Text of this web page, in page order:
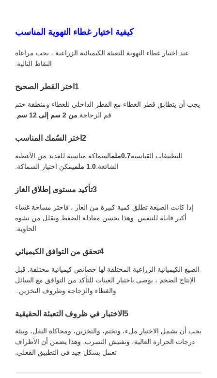
كيفية اختيار غطاء التهوية المناسب
عند اختيار غطاء التهوية للتعبئة الكيميائية الزراعية ، يجب مراعاة
النقاط التالية:
1اختر القطر الصحيح
يجب أن يتطابق قطر الغطاء مع القطر الداخلي للغطاء ومنطقة ختم
فم الزجاجة. من 2 سم إلى 12 سم
2اختر السُمك المناسب
للتطبيقات القياسية0.7ملم
السماكة مناسبة للعديد من الأغطية
الشائعة. 1.0 ملم يمكن اختيار السماكة.
3تأكيد مستوى إطلاق الغاز
إذا كانت الصيغة تطلق كمية كبيرة من الغاز ، فاختر مساحة غشاء
أكبر قابلة للتنفس. وهذا يحسن معادلة الضغط ويقلل من تشوه
الحاوية.
4تحقق من التوافق الكيميائي
الصيغ الكيميائية الزراعية المختلفة لها خصائص كيميائية مختلفة. قبل
الإنتاج الضخم ، يوصى باختبار العينات للتأكد من التوافق مع السائل
والغطاء والزجاجة وظروف التخزين..
5الاختبار في ظروف التعبئة الحقيقية
يجب أن يشمل الاختبار ملء، وتختم، والتخزين، ومحاكاة النقل، وبيئة
درجات الحرارة العالية، وتفتيش التسرب. وهذا يضمن أن الأطراف
تعمل بشكل جيد في التطبيق الفعلي.